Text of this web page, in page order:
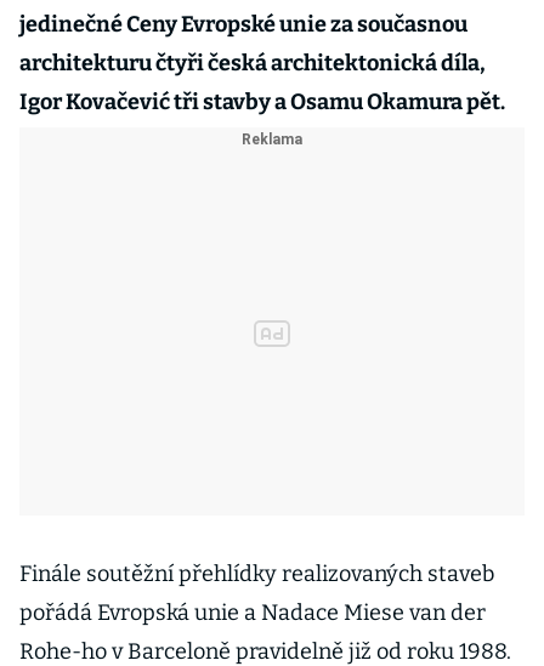
jedinečné Ceny Evropské unie za současnou
architekturu čtyři česká architektonická díla,
Igor Kovačević tři stavby a Osamu Okamura pět.
Finále soutěžní přehlídky realizovaných staveb
pořádá Evropská unie a Nadace Miese van der
Rohe-ho v Barceloně pravidelně již od roku 1988.